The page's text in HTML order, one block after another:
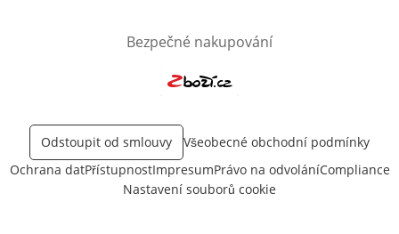
Bezpečné nakupování
Odstoupit od smlouvy
Všeobecné obchodní podmínky
Ochrana datPřístupnostImpresumPrávo na odvoláníCompliance
Nastavení souborů cookie